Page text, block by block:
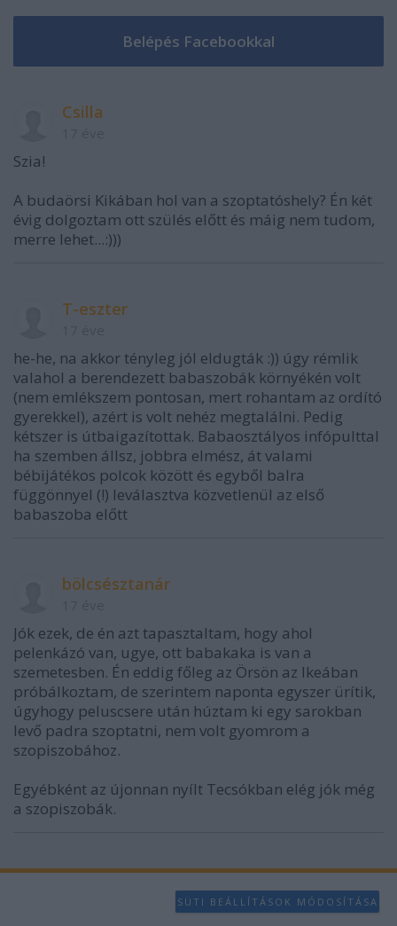
Csilla
Szia!
A budaörsi Kikában hol van a szoptatóshely? Én két
évig dolgoztam ott szülés előtt és máig nem tudom,
merre lehet...:)))
T-eszter
he-he, na akkor tényleg jól eldugták :)) úgy rémlik
valahol a berendezett babaszobák környékén volt
(nem emlékszem pontosan, mert rohantam az ordító
gyerekkel), azért is volt nehéz megtalálni. Pedig
kétszer is útbaigazítottak. Babaosztályos infópulttal
ha szemben állsz, jobbra elmész, át valami
bébijátékos polcok között és egyből balra
függönnyel (!) leválasztva közvetlenül az első
babaszoba előtt
bölcsésztanár
Jók ezek, de én azt tapasztaltam, hogy ahol
pelenkázó van, ugye, ott babakaka is van a
szemetesben. Én eddig főleg az Örsön az Ikeában
próbálkoztam, de szerintem naponta egyszer ürítik,
úgyhogy peluscsere után húztam ki egy sarokban
levő padra szoptatni, nem volt gyomrom a
szopiszobához.
Egyébként az újonnan nyílt Tecsókban elég jók még
a szopiszobák.
SÜTI BEÁLLÍTÁSOK MÓDOSÍTÁSA